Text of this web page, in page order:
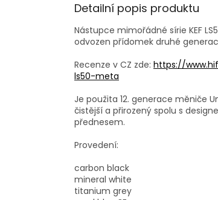
Detailní popis produktu
Nástupce mimořádné sírie KEF
odvozen přídomek druhé
Recenze v CZ zde: https://
ls50-meta
Je použita 12. generace měniče
čistější a přirozený spolu s
přednesem.
Provedení:
carbon black
mineral white
titanium grey